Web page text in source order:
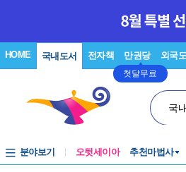
HOME 국내도서 전자책 만권당
첫달무료
외국
국
분야보기 오뒷세이아 추천마법사